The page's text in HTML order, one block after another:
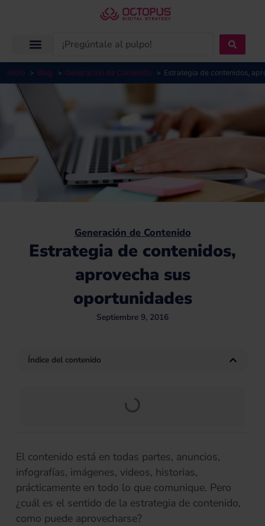
Search
Inicio Blog Generación de Contenido Estrategia de contenidos,
Generación de Contenido
Estrategia de contenidos,
aprovecha sus
oportunidades
Septiembre 9, 2016
Índice del contenido
El contenido está en todas partes, anuncios,
infografías, imágenes, videos, historias,
prácticamente en todo lo que comunique. Pero
¿cuál es el sentido de la estrategia de contenido,
como puede aprovecharse?